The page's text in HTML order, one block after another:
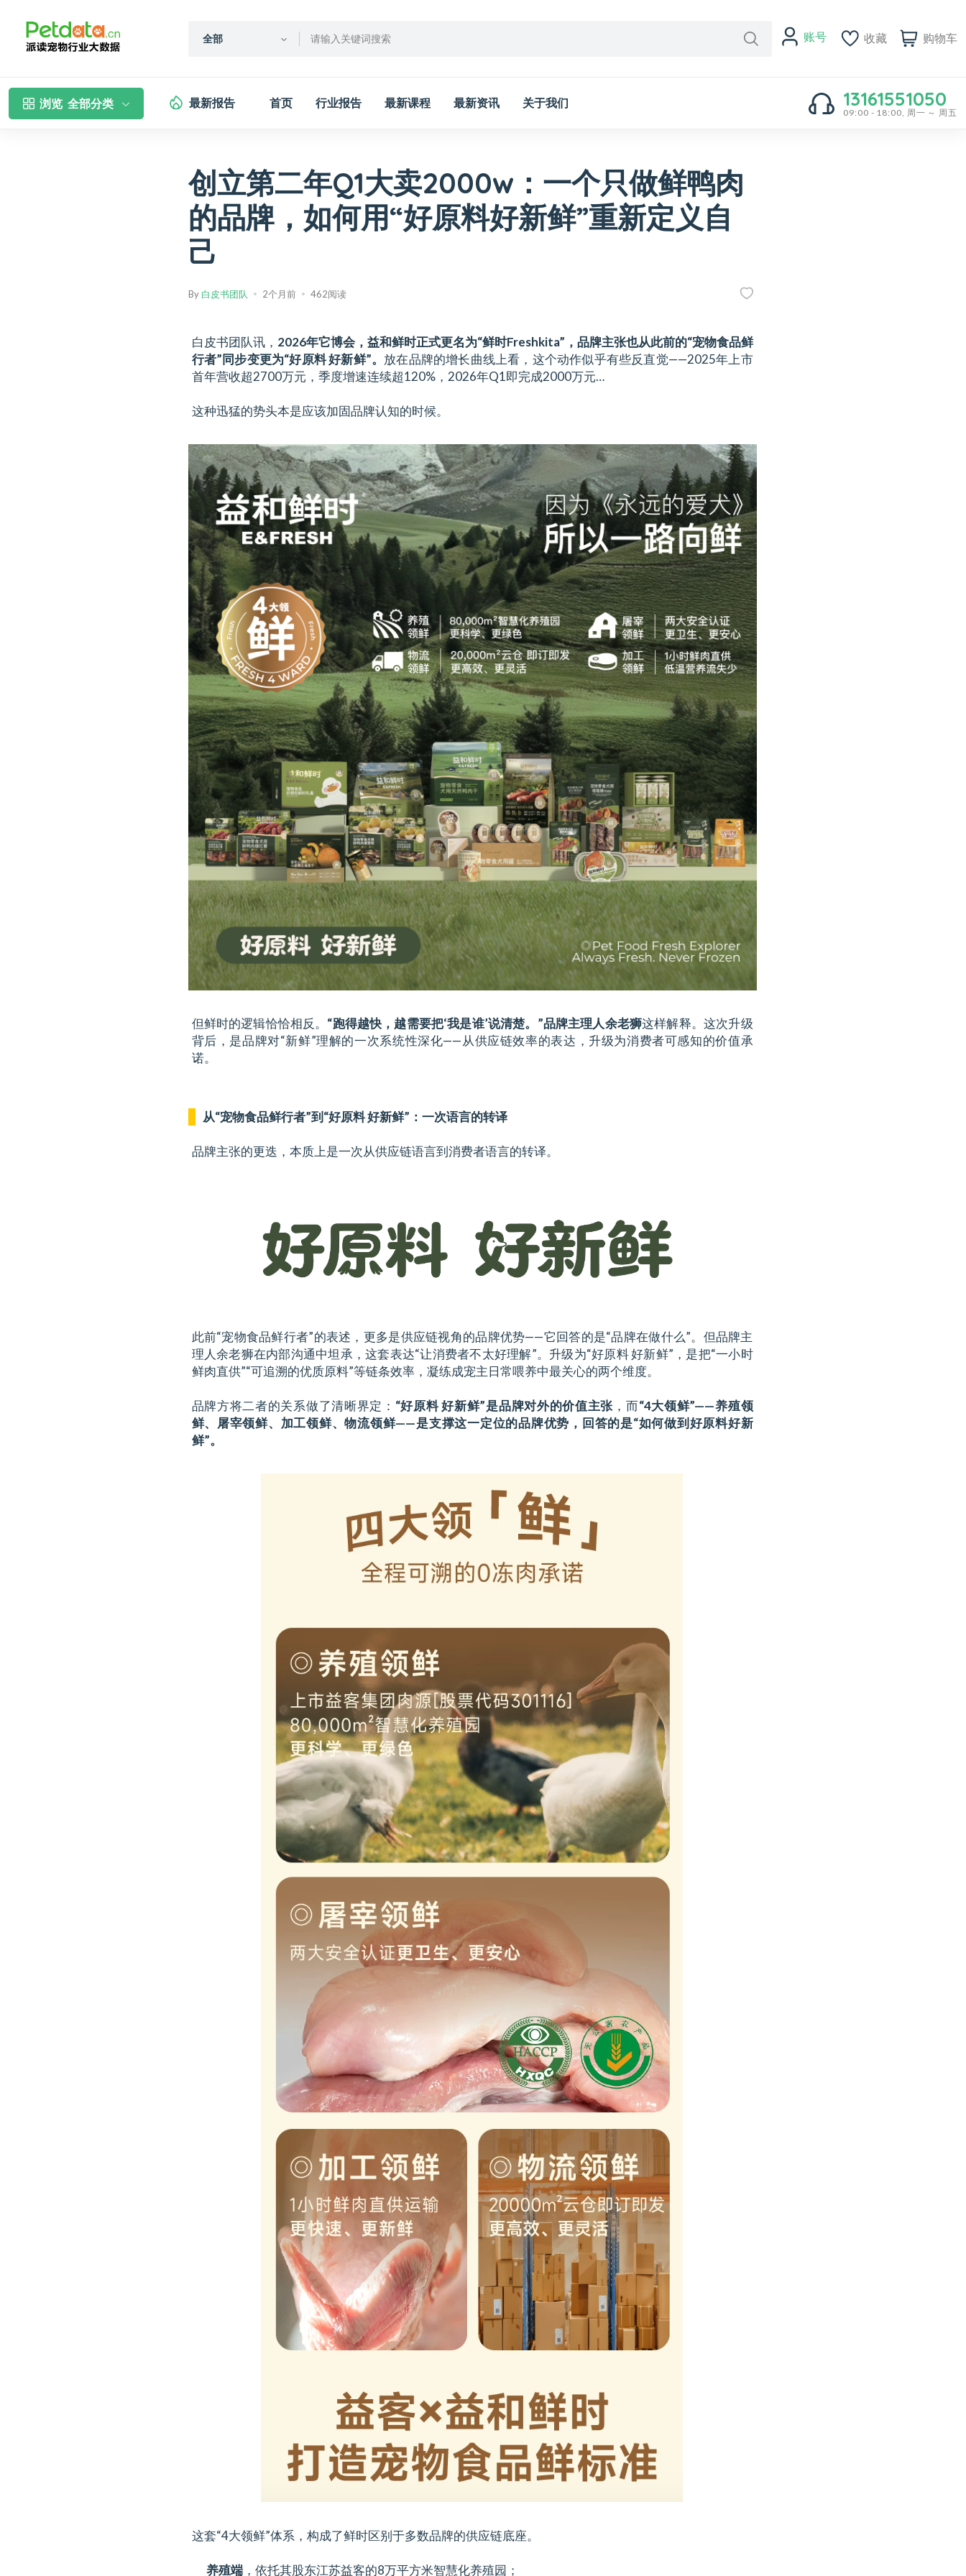
全部 账号 收藏 购物车
浏览 全部分类 最新报告 首页 行业报告 最新课程 最新资讯 关于我们 13161551050
09:00 - 18:00, 周一 ～ 周五
创立第二年Q1大卖2000w：一个只做鲜鸭肉
的品牌，如何用“好原料好新鲜”重新定义自
己
By 白皮书团队 2个月前 462阅读
白皮书团队讯， 2026年它博会，益和鲜时正式更名为“鲜时Freshkita”，品牌主张也从此前的“宠物食品鲜
行者”同步变更为“好原料 好新鲜”。 放在品牌的增长曲线上看，这个动作似乎有些反直觉——2025年上市
首年营收超2700万元，季度增速连续超120%，2026年Q1即完成2000万元…
这种迅猛的势头本是应该加固品牌认知的时候。
但鲜时的逻辑恰恰相反。 “跑得越快，越需要把‘我是谁’说清楚。”品牌主理人余老狮这样解释。这次升级
背后，是品牌对“新鲜”理解的一次系统性深化——从供应链效率的表达，升级为消费者可感知的价值承
诺。
从“宠物食品鲜行者”到“好原料 好新鲜”：一次语言的转译
品牌主张的更迭，本质上是一次从供应链语言到消费者语言的转译。
此前“宠物食品鲜行者”的表述，更多是供应链视角的品牌优势——它回答的是“品牌在做什么”。但品牌主
理人余老狮在内部沟通中坦承，这套表达“让消费者不太好理解”。升级为“好原料 好新鲜”，是把“一小时
鲜肉直供”“可追溯的优质原料”等链条效率，凝练成宠主日常喂养中最关心的两个维度。
品牌方将二者的关系做了清晰界定： “好原料 好新鲜”是品牌对外的价值主张 ，而“4大领鲜”——养殖领
鲜、屠宰领鲜、加工领鲜、物流领鲜——是支撑这一定位的品牌优势，回答的是“如何做到好原料好新
鲜”。
这套“4大领鲜”体系，构成了鲜时区别于多数品牌的供应链底座。
养殖端，依托其股东江苏益客的8万平方米智慧化养殖园；